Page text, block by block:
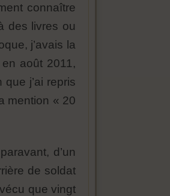
connaître
des livres ou
j’avais la
août 2011,
j’ai repris
mention « 20
d’un
de soldat
que vingt